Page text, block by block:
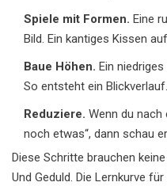
Spiele mit Formen. Eine
Bild. Ein kantiges Kissen
Baue Höhen. Ein
So entsteht ein Blickverlauf.
Reduziere. Wenn du nach
noch etwas“, dann schau
Diese Schritte brauchen
Und Geduld. Die Lernkurve